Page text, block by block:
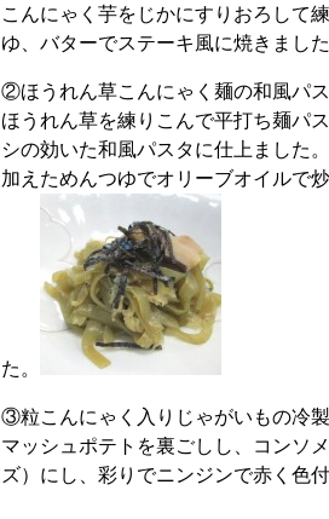
こんにゃく芋をじかにすりおろして
ゆ、バターでステーキ風に焼きました
②ほうれん草こんにゃく麺の和風パ
ほうれん草を練りこんで平打ち麺パ
シの効いた和風パスタに仕上ました
加えためんつゆでオリーブオイルで
た。
③粒こんにゃく入りじゃがいもの冷
マッシュポテトを裏ごしし、コンソ
ズ）にし、彩りでニンジンで赤く色